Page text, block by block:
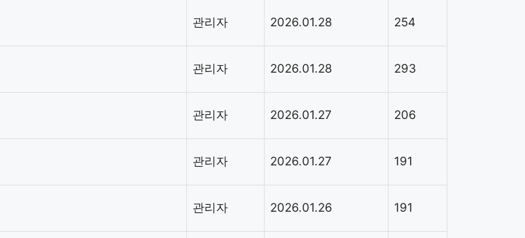
관리자 2026.01.28 254
관리자 2026.01.28 293
관리자 2026.01.27 206
관리자 2026.01.27 191
관리자 2026.01.26 191